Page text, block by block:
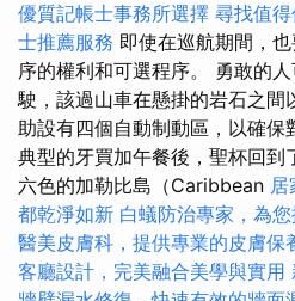
優質記帳士事務所選擇 尋找值
士推薦服務 即使在巡航期間，
序的權利和可選程序。 勇敢的
駛，該過山車在懸掛的岩石之間
助設有四個自動制動區，以確保
典型的牙買加午餐後，聖杯回到
六色的加勒比島（Caribbean
都乾淨如新 白蟻防治專家，為
醫美皮膚科，提供專業的皮膚保
客廳設計，完美融合美學與實用